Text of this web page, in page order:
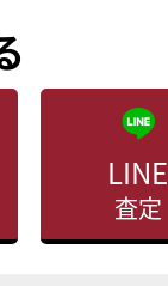
LINE
査定